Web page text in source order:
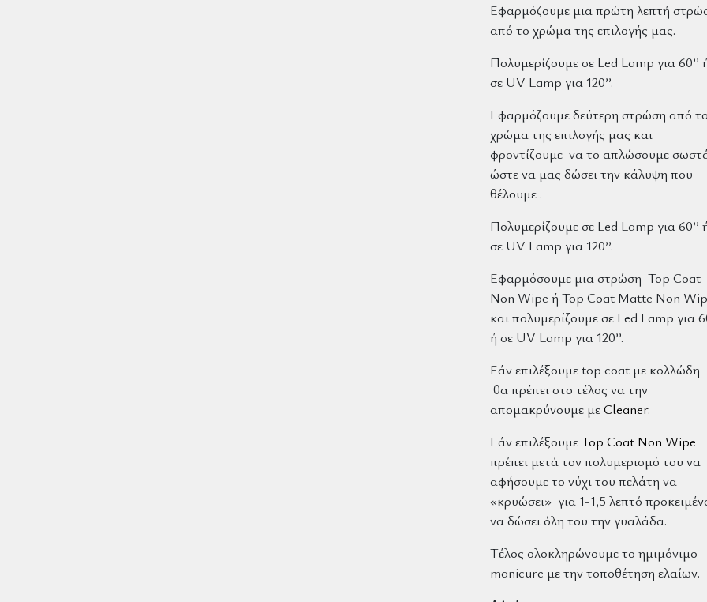
Εφαρμόζουμε μια πρώτη λεπτή
από το χρώμα της επιλογής μας.
Πολυμερίζουμε σε Led Lamp για 60’’
σε UV Lamp για 120’’.
Εφαρμόζουμε δεύτερη στρώση από
χρώμα της επιλογής μας και
φροντίζουμε να το απλώσουμε
ώστε να μας δώσει την κάλυψη που
θέλουμε .
Πολυμερίζουμε σε Led Lamp για 60’’
σε UV Lamp για 120’’.
Εφαρμόσουμε μια στρώση Top Coat
Non Wipe ή Top Coat Matte Non
και πολυμερίζουμε σε Led Lamp για
ή σε UV Lamp για 120’’.
Εάν επιλέξουμε top coat με κολλώδη
θα πρέπει στο τέλος να την
απομακρύνουμε μεCleaner.
Εάν επιλέξουμεTop Coat Non Wipe
πρέπει μετά τον πολυμερισμό του να
αφήσουμε το νύχι του πελάτη να
«κρυώσει» για 1-1,5 λεπτό
να δώσει όλη του την γυαλάδα.
Τέλος ολοκληρώνουμε το ημιμόνιμο
manicure με την τοποθέτηση ελαίων.